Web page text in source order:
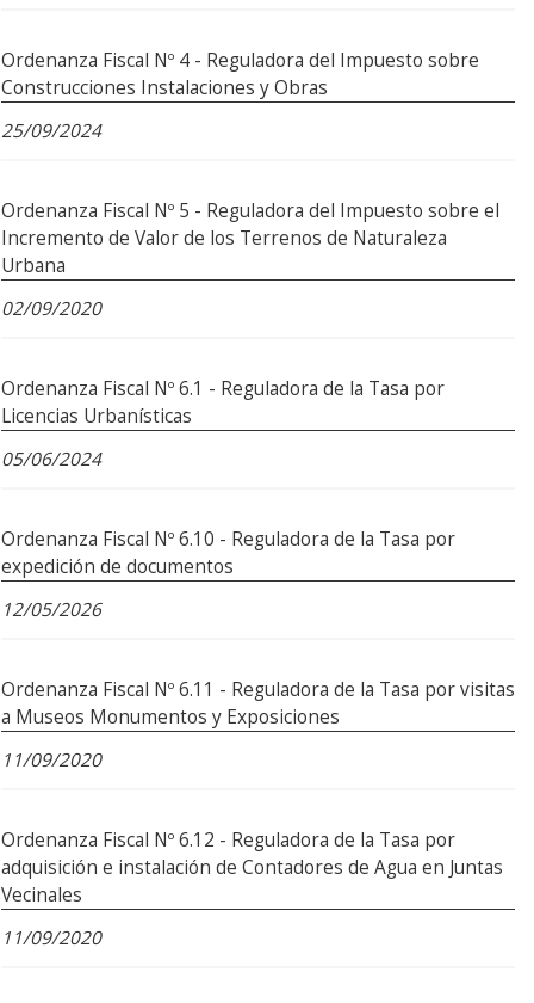
Ordenanza Fiscal Nº 4 - Reguladora del Impuesto sobre
Construcciones Instalaciones y Obras
25/09/2024
Ordenanza Fiscal Nº 5 - Reguladora del Impuesto sobre el
Incremento de Valor de los Terrenos de Naturaleza
Urbana
02/09/2020
Ordenanza Fiscal Nº 6.1 - Reguladora de la Tasa por
Licencias Urbanísticas
05/06/2024
Ordenanza Fiscal Nº 6.10 - Reguladora de la Tasa por
expedición de documentos
12/05/2026
Ordenanza Fiscal Nº 6.11 - Reguladora de la Tasa por visitas
a Museos Monumentos y Exposiciones
11/09/2020
Ordenanza Fiscal Nº 6.12 - Reguladora de la Tasa por
adquisición e instalación de Contadores de Agua en Juntas
Vecinales
11/09/2020